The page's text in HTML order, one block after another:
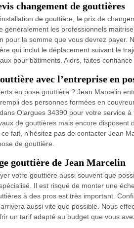
changement de gouttières
de gouttière, le prix de
généralement les professionnels
pour la somme que vous devrez
qui inclut le déplacement suivant le
pour bâtiments. Alors, faites
avec l’entreprise en
en pose gouttière ? Jean Marcelin
des personnes formées en
Olargues 34390 pour votre service
de gouttières mais encore
fait, n’hésitez pas de contacter Jean
de gouttière.
gouttière de Jean Marcelin
votre gouttière aussi souvent que
Il est risqué de monter une
à des pros est très important.
aussi vite que possible. Nous
un tarif adapté au budget que vous